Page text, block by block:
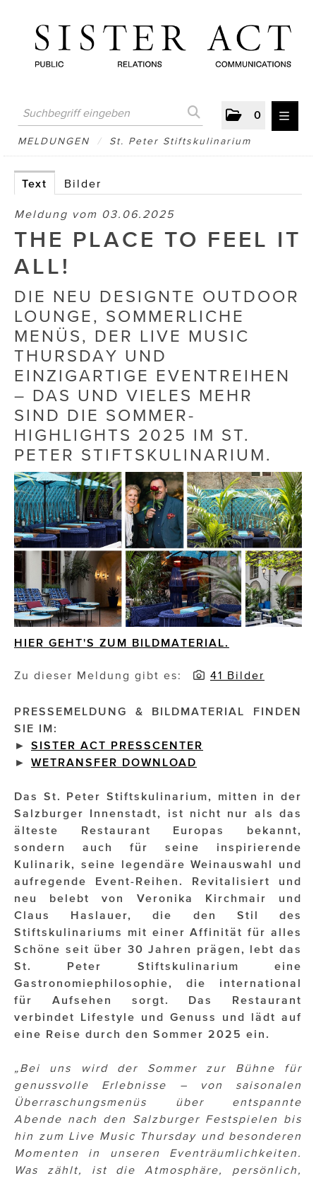
0
MELDUNGEN
AUSTRIAN PRESS DAY
ATELIER FĒ.
CUBE
Die Dudlerei
Dominic Marcus Singer
Dominique Scharax – Move Mind Breath
Dr. Albert Fuchs
Élan Flow
Foodsavers
FREIHERZ
FRISTADS
FR!TZ EYEWEAR
GHOST BASTARD
JUWELIER WAGNER
Merz Aesthetics
NEVER AGE NUTRITION
Nina Kraft – Kraft Media Minds
NORMAL
OTTO AM DONAUKANAL
sehen!wutscher
Solid & Bold
St. Peter Stiftskulinarium
Susanne Wuest
The Budims
THE GOODSTUFF
MELDUNGEN / St. Peter Stiftskulinarium
Text Bilder
Meldung vom 03.06.2025
THE PLACE TO FEEL IT
ALL!
DIE NEU DESIGNTE OUTDOOR
LOUNGE, SOMMERLICHE
MENÜS, DER LIVE MUSIC
THURSDAY UND
EINZIGARTIGE EVENTREIHEN
– DAS UND VIELES MEHR
SIND DIE SOMMER-
HIGHLIGHTS 2025 IM ST.
PETER STIFTSKULINARIUM.
HIER GEHT'S ZUM BILDMATERIAL.
Zu dieser Meldung gibt es: 41 Bilder
PRESSEMELDUNG & BILDMATERIAL FINDEN
SIE IM:
► SISTER ACT PRESSCENTER
► WETRANSFER DOWNLOAD
Das St. Peter Stiftskulinarium, mitten in der
Salzburger Innenstadt, ist nicht nur als das
älteste Restaurant Europas bekannt,
sondern auch für seine inspirierende
Kulinarik, seine legendäre Weinauswahl und
aufregende Event-Reihen. Revitalisiert und
neu belebt von Veronika Kirchmair und
Claus Haslauer, die den Stil des
Stiftskulinariums mit einer Affinität für alles
Schöne seit über 30 Jahren prägen, lebt das
St. Peter Stiftskulinarium eine
Gastronomiephilosophie, die international
für Aufsehen sorgt. Das Restaurant
verbindet Lifestyle und Genuss und lädt auf
eine Reise durch den Sommer 2025 ein.
„Bei uns wird der Sommer zur Bühne für
genussvolle Erlebnisse – von saisonalen
Überraschungsmenüs über entspannte
Abende nach den Salzburger Festspielen bis
hin zum Live Music Thursday und besonderen
Momenten in unseren Eventräumlichkeiten.
Was zählt, ist die Atmosphäre, persönlich,